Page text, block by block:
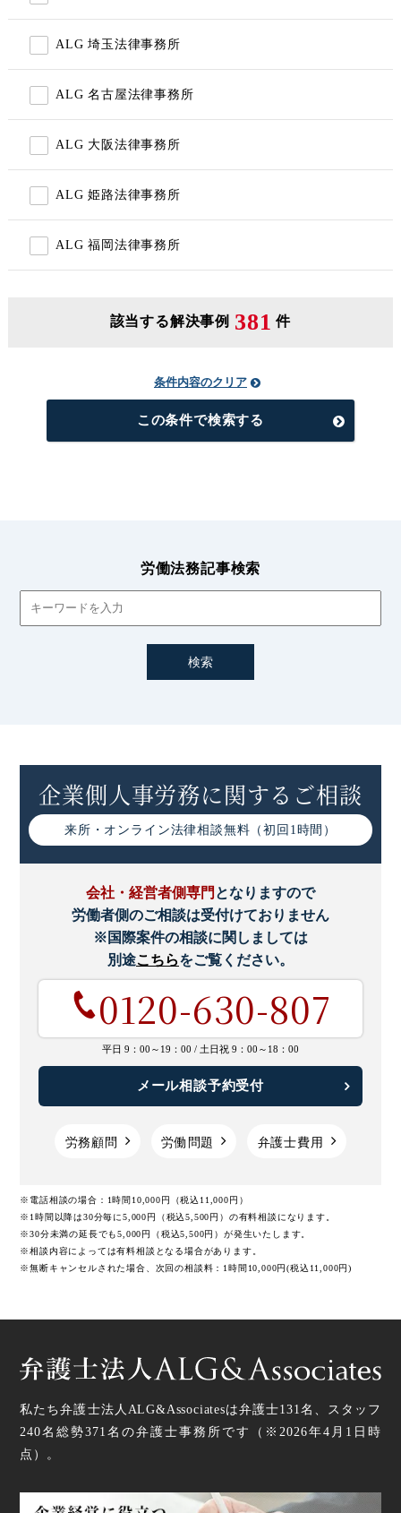
ALG 埼玉法律事務所
ALG 名古屋法律事務所
ALG 大阪法律事務所
ALG 姫路法律事務所
ALG 福岡法律事務所
該当する解決事例 381 件
条件内容のクリア
この条件で検索する
労働法務記事検索
企業側人事労務に関するご相談
来所・オンライン法律相談無料（初回1時間）
会社・経営者側専門 となりますので
労働者側のご相談は受付けておりません
※国際案件の相談に関しましては
別途こちらをご覧ください。
0120-630-807
平日 9：00～19：00 / 土日祝 9：00～18：00
メール相談予約受付
労務顧問 労働問題 弁護士費用
※電話相談の場合：1時間10,000円（税込11,000円）
※1時間以降は30分毎に5,000円（税込5,500円）の有料相談になります。
※30分未満の延長でも5,000円（税込5,500円）が発生いたします。
※相談内容によっては有料相談となる場合があります。
※無断キャンセルされた場合、次回の相談料：1時間10,000円(税込11,000円)
私たち弁護士法人ALG&Associatesは弁護士131名、スタッフ
240名総勢371 名の弁護士事務所です（ ※2026年4月1日時
点 ）。